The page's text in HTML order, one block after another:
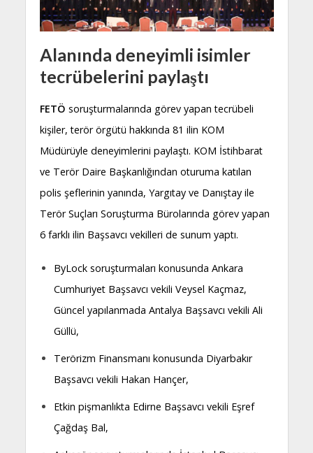
Alanında deneyimli isimler
tecrübelerini paylaştı
FETÖ soruşturmalarında görev yapan tecrübeli
kişiler, terör örgütü hakkında 81 ilin KOM
Müdürüyle deneyimlerini paylaştı. KOM İstihbarat
ve Terör Daire Başkanlığından oturuma katılan
polis şeflerinin yanında, Yargıtay ve Danıştay ile
Terör Suçları Soruşturma Bürolarında görev yapan
6 farklı ilin Başsavcı vekilleri de sunum yaptı.
ByLock soruşturmaları konusunda Ankara
Cumhuriyet Başsavcı vekili Veysel Kaçmaz,
Güncel yapılanmada Antalya Başsavcı vekili Ali
Güllü,
Terörizm Finansmanı konusunda Diyarbakır
Başsavcı vekili Hakan Hançer,
Etkin pişmanlıkta Edirne Başsavcı vekili Eşref
Çağdaş Bal,